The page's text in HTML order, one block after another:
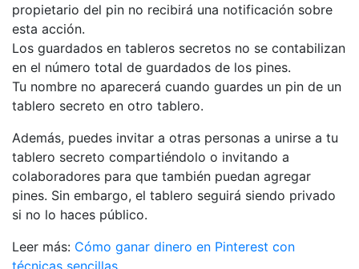
propietario del pin no recibirá una notificación sobre
esta acción.
Los guardados en tableros secretos no se contabilizan
en el número total de guardados de los pines.
Tu nombre no aparecerá cuando guardes un pin de un
tablero secreto en otro tablero.
Además, puedes invitar a otras personas a unirse a tu
tablero secreto compartiéndolo o invitando a
colaboradores para que también puedan agregar
pines. Sin embargo, el tablero seguirá siendo privado
si no lo haces público.
Leer más: Cómo ganar dinero en Pinterest con